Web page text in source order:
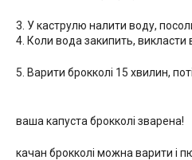
3. У каструлю налити воду,
4. Коли вода закипить, викласти в
5. Варити брокколі 15 хвилин,
ваша капуста брокколі зварена!
качан брокколі можна варити і